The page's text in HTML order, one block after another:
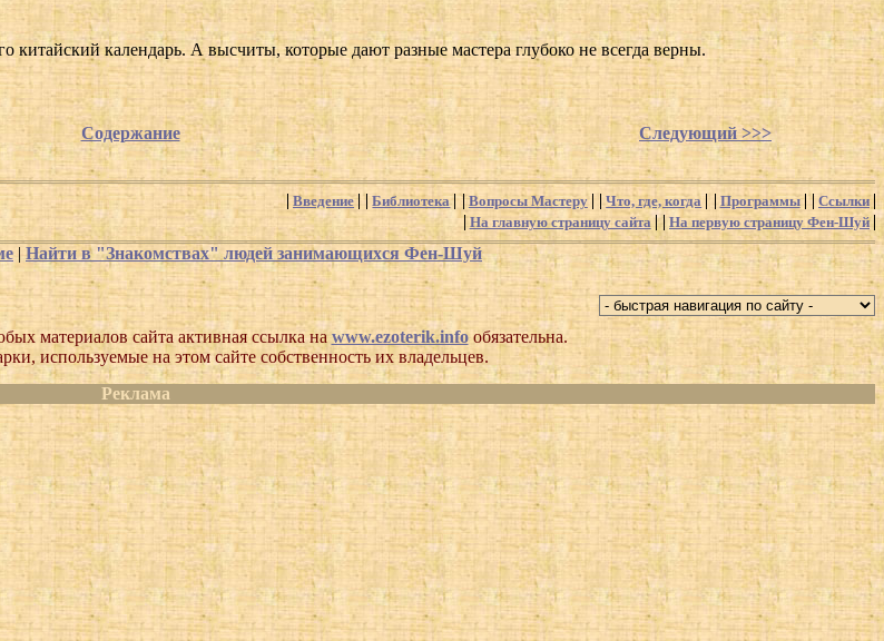
китайский календарь. А высчиты, которые дают разные мастера глубоко не всегда верны.
Содержание Следующий >>>
Введение Библиотека Вопросы Мастеру Что, где, когда Программы
Ссылки
На главную страницу сайта
На первую страницу Фен-Шуй
Найти в "Знакомствах" людей занимающихся Фен-Шуй
материалов сайта активная ссылка на www.ezoterik.infoобязательна.
используемые на этом сайте собственность их владельцев.
Реклама